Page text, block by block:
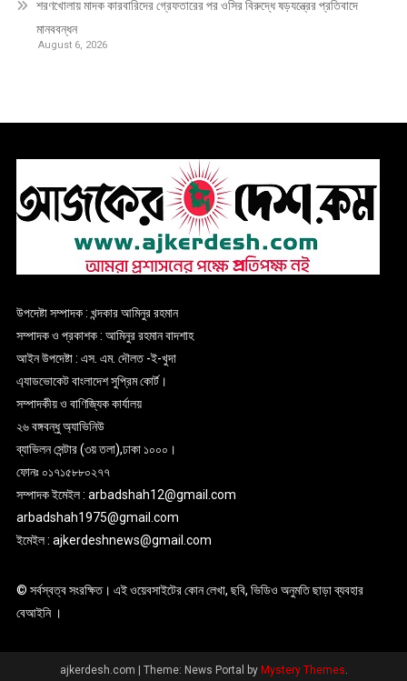
শরণখোলায় মাদক কারবারিদের গ্রেফতারের পর ওসির বিরুদ্ধে ষড়যন্ত্রের প্রতিবাদে
মানববন্ধন
August 6, 2026
উপদেষ্টা সম্পাদক : খন্দকার আমিনুর রহমান
সম্পাদক ও প্রকাশক : আমিনুর রহমান বাদশাহ
আইন উপদেষ্টা : এস. এম. দৌলত -ই-খুদা
এ্যাডভোকেট বাংলাদেশ সুপ্রিম কোর্ট।
সম্পাদকীয় ও বাণিজ্যিক কার্যালয়
২৬ বঙ্গবন্ধু অ্যাভিনিউ
ব্যাভিলন সেন্টার (৩য় তলা),ঢাকা ১০০০।
ফোনঃ ০১৭১৫৮৮০২৭৭
সম্পাদক ইমেইল : arbadshah12@gmail.com
arbadshah1975@gmail.com
ইমেইল : ajkerdeshnews@gmail.com
© সর্বস্বত্ব সংরক্ষিত। এই ওয়েবসাইটের কোন লেখা, ছবি, ভিডিও অনুমতি ছাড়া ব্যবহার
বেআইনি ।
ajkerdesh.com Theme: News Portal by Mystery Themes.